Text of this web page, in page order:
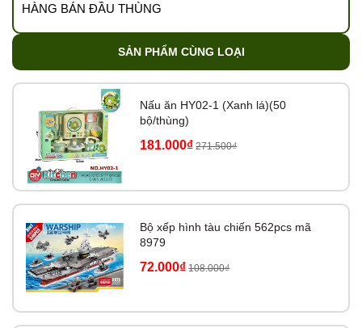
HÀNG BÁN ĐẦU THÙNG
SẢN PHẨM CÙNG LOẠI
Nấu ăn HY02-1 (Xanh lá)(50
bộ/thùng)
181.000₫ 271.500₫
Bộ xếp hình tàu chiến 562pcs mã
8979
72.000₫ 108.000₫